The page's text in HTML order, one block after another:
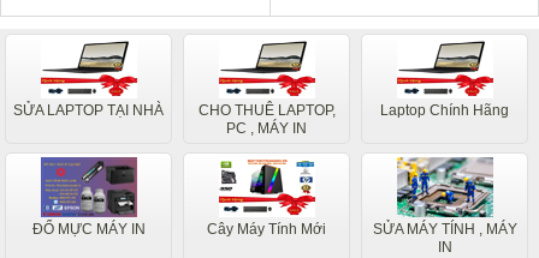
SỬA LAPTOP TẠI NHÀ
CHO THUÊ LAPTOP,
PC , MÁY IN
Laptop Chính Hãng
ĐỔ MỰC MÁY IN Cây Máy Tính Mới
SỬA MÁY TÍNH , MÁY
IN